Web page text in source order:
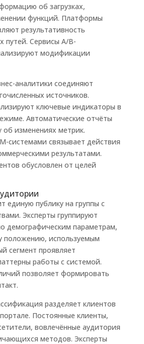
об загрузках,
функций. Платформы
результативность
путей. Сервисы A/B-
модификации
аналитики соединяют
источников.
ключевые индикаторы в
Автоматические отчёты
об изменениях метрик.
системами связывает действия
результатами.
обусловлен от целей
единую публику на группы с
Эксперты группируют
демографическим параметрам,
положению, используемым
сегмент проявляет
работы с системой.
позволяет формировать
разделяет клиентов
Постоянные клиенты,
вовлечённые аудитория
методов. Эксперты